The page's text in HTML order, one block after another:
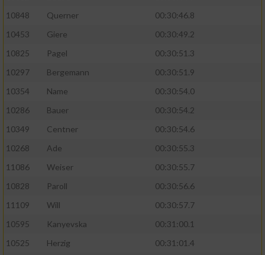
10848
Querner
00:30:46.8
10453
Giere
00:30:49.2
10825
Pagel
00:30:51.3
10297
Bergemann
00:30:51.9
10354
Name
00:30:54.0
10286
Bauer
00:30:54.2
10349
Centner
00:30:54.6
10268
Ade
00:30:55.3
11086
Weiser
00:30:55.7
10828
Paroll
00:30:56.6
11109
Will
00:30:57.7
10595
Kanyevska
00:31:00.1
10525
Herzig
00:31:01.4